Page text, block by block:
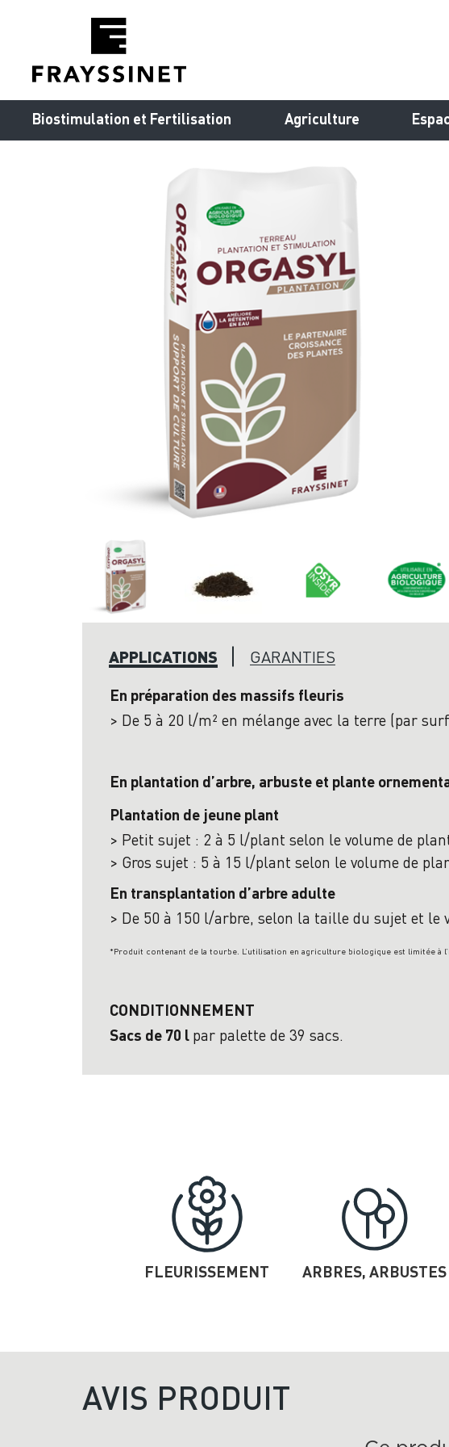
Biostimulation et Fertilisation Agriculture
APPLICATIONS GARANTIES
En préparation des massifs fleuris
> De 5 à 20 l/m² en mélange avec la terre (par
En plantation d’arbre, arbuste et plante
Plantation de jeune plant
> Petit sujet : 2 à 5 l/plant selon le volume de
> Gros sujet : 5 à 15 l/plant selon le volume de
En transplantation d’arbre adulte
> De 50 à 150 l/arbre, selon la taille du sujet et
*Produit contenant de la tourbe. L’utilisation en agriculture biologique est limitée
CONDITIONNEMENT
Sacs de 70 l par palette de 39 sacs.
FLEURISSEMENT ARBRES, ARBUSTES
AVIS PRODUIT